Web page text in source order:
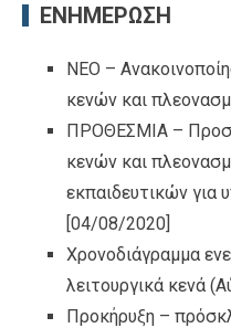
ΕΝΗΜΕΡΩΣΗ
ΝΕΟ –
κενών και
ΠΡΟΘΕΣΜΙΑ –
κενών και
εκπαιδευτικών για
[04/08/2020]
Χρονοδιάγραμμα
λειτουργικά κενά
Προκήρυξη –